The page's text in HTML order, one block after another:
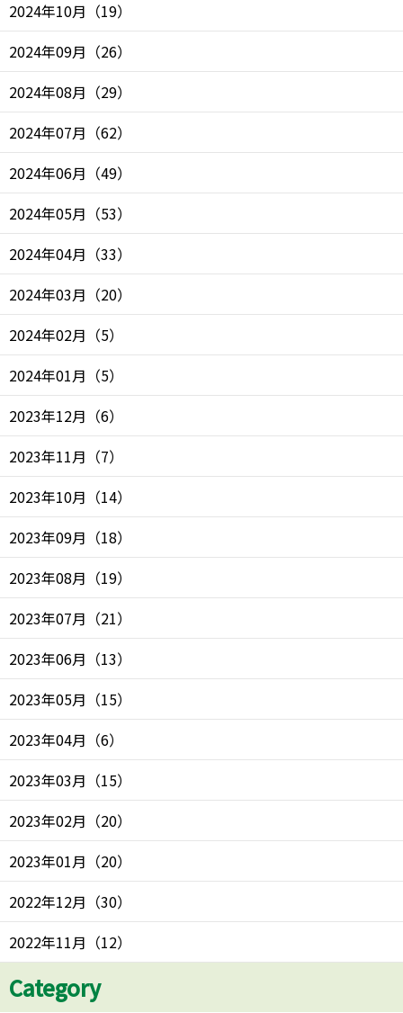
2024年10月 （19）
2024年09月 （26）
2024年08月 （29）
2024年07月 （62）
2024年06月 （49）
2024年05月 （53）
2024年04月 （33）
2024年03月 （20）
2024年02月 （5）
2024年01月 （5）
2023年12月 （6）
2023年11月 （7）
2023年10月 （14）
2023年09月 （18）
2023年08月 （19）
2023年07月 （21）
2023年06月 （13）
2023年05月 （15）
2023年04月 （6）
2023年03月 （15）
2023年02月 （20）
2023年01月 （20）
2022年12月 （30）
2022年11月 （12）
Category